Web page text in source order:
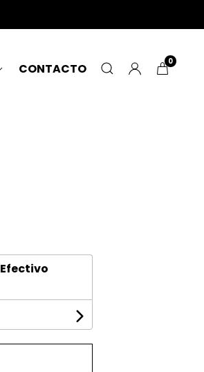
CONTACTO 0
Efectivo